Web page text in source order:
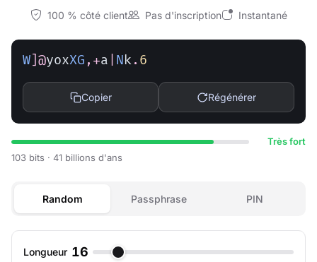
100 % côté client Pas d'inscription Instantané
W] @yoxXG , +a Nk. 6
Copier Régénérer
Très fort
103 bits · 41 billions d'ans
Random Passphrase PIN
Longueur 16